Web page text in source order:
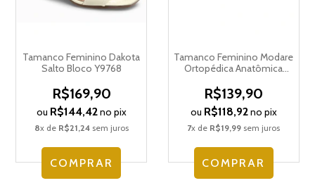
Tamanco Feminino Dakota
Salto Bloco Y9768
R$169,90
ou R$144,42no pix
8x de R$21,24sem juros
COMPRAR
Tamanco Feminino Modare
Ortopédica Anatômica
R$139,90
ou R$118,92no pix
7x de R$19,99 sem juros
COMPRAR